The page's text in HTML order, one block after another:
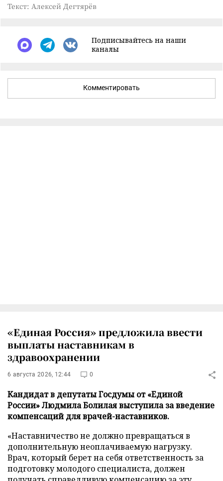
Текст: Алексей Дегтярёв
Подписывайтесь на наши
каналы
Комментировать
«Единая Россия» предложила ввести
выплаты наставникам в
здравоохранении
6 августа 2026, 12:44 0
Кандидат в депутаты Госдумы от «Единой
России» Людмила Болилая выступила за введение
компенсаций для врачей-наставников.
«Наставничество не должно превращаться в
дополнительную неоплачиваемую нагрузку.
Врач, который берет на себя ответственность за
подготовку молодого специалиста, должен